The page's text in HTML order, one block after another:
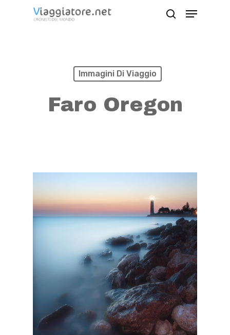
Menu
Immagini Di Viaggio
Faro Oregon